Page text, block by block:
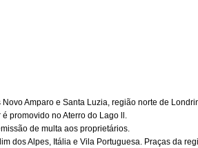
Amparo e Santa Luzia, região norte de
promovido no Aterro do Lago ll.
de multa aos proprietários.
dos Alpes, Itália e Vila Portuguesa. Praças da